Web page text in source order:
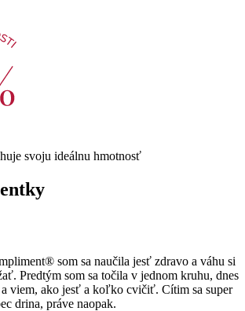
svoju ideálnu hmotnosť
som sa naučila jesť zdravo a váhu si
Predtým som sa točila v jednom kruhu, dnes
a viem, ako jesť a koľko cvičiť. Cítim sa super
drina, práve naopak.